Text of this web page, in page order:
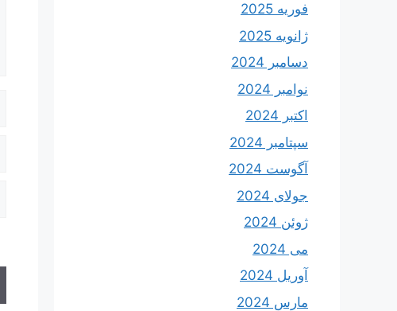
فوریه 2025
ژانویه 2025
دسامبر 2024
نوامبر 2024
اکتبر 2024
سپتامبر 2024
آگوست 2024
جولای 2024
ژوئن 2024
می 2024
آوریل 2024
مارس 2024